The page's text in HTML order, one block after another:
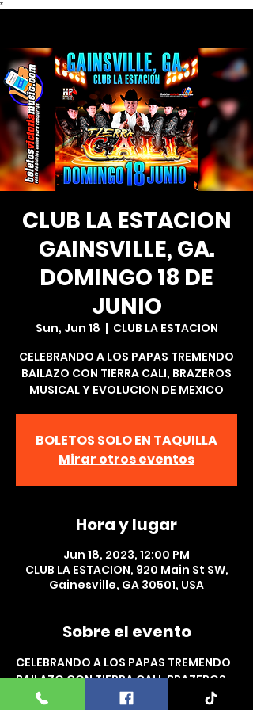
*
CLUB LA ESTACION
GAINSVILLE, GA.
DOMINGO 18 DE
JUNIO
Sun, Jun 18
  |
CLUB LA ESTACION
CELEBRANDO A LOS PAPAS TREMENDO
BAILAZO CON TIERRA CALI, BRAZEROS
MUSICAL Y EVOLUCION DE MEXICO
BOLETOS SOLO EN TAQUILLA
Mirar otros eventos
Hora y lugar
Jun 18, 2023, 12:00 PM
CLUB LA ESTACION, 920 Main St SW,
Gainesville, GA 30501, USA
Sobre el evento
CELEBRANDO A LOS PAPAS TREMENDO
BAILAZO CON TIERRA CALI, BRAZEROS
MUSICAL Y EVOLUCION DE MEXICO EN